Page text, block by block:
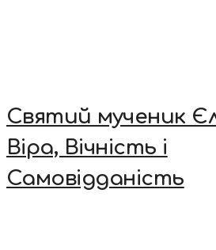
Святий мученик
Віра, Вічність і
Самовідданість